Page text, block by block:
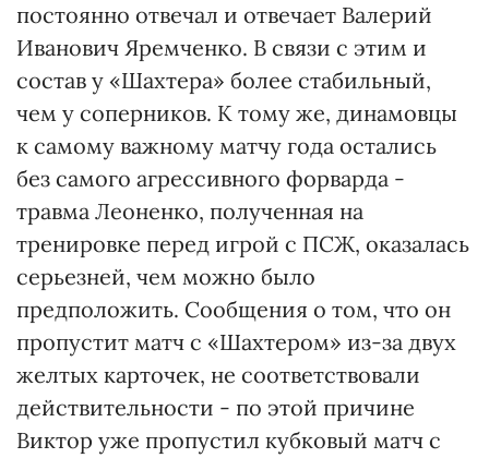
постоянно отвечал и отвечает Валерий
Иванович Яремченко. В связи с этим и
состав у «Шахтера» более стабильный,
чем у соперников. К тому же, динамовцы
к самому важному матчу года остались
без самого агрессивного форварда -
травма Леоненко, полученная на
тренировке перед игрой с ПСЖ, оказалась
серьезней, чем можно было
предположить. Сообщения о том, что он
пропустит матч с «Шахтером» из-за двух
желтых карточек, не соответствовали
действительности - по этой причине
Виктор уже пропустил кубковый матч с